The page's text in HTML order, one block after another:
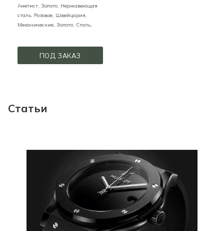
Аметист, Золото, Нержавеющая
сталь, Розовое, Швейцария,
Механические, Золото, Сталь,
ПОД ЗАКАЗ
Статьи